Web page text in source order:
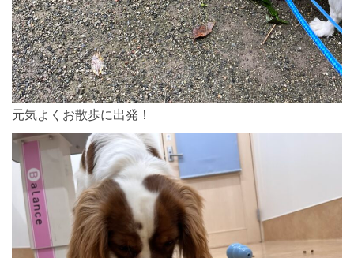
元気よくお散歩に出発！